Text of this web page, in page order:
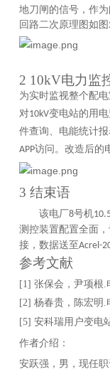
地刀闸的信号，作
回路二次原理图如图
2 10kV电力监
为实时监视整个配
对10kV变电站的用
件查询、 电能统计
APP访问 。 改造后的
3 结束语
该电厂8号机
测控装置配置全面
接，数据送至Acrel-
参考文献
[1] 张保会，尹项根.
[2] 杨春贵，陈宏明 .
[5] 安科瑞用户变电
作者介绍：
安跃强，男，现任